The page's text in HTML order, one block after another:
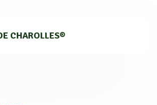
CHAROLLES®